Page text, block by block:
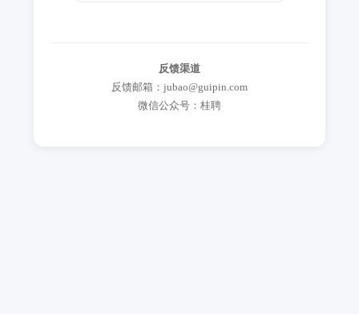
反馈渠道
反馈邮箱：jubao@guipin.com
微信公众号：桂聘